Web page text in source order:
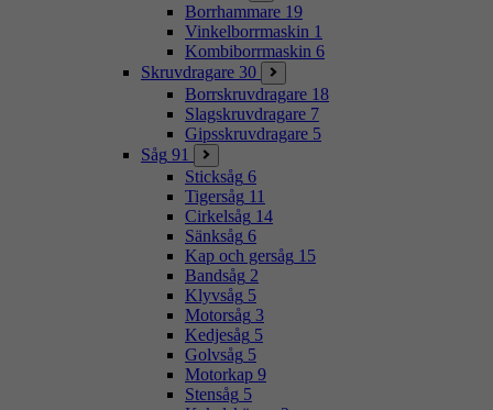
Borrhammare 19
Vinkelborrmaskin 1
Kombiborrmaskin 6
Skruvdragare 30
Borrskruvdragare 18
Slagskruvdragare 7
Gipsskruvdragare 5
Såg 91
Sticksåg 6
Tigersåg 11
Cirkelsåg 14
Sänksåg 6
Kap och gersåg 15
Bandsåg 2
Klyvsåg 5
Motorsåg 3
Kedjesåg 5
Golvsåg 5
Motorkap 9
Stensåg 5